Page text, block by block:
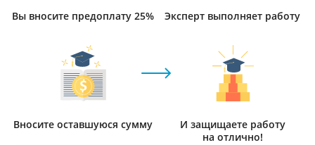
Вы вносите предоплату 25% Эксперт выполняет работу
Вносите оставшуюся сумму
И защищаете работу
на отлично!